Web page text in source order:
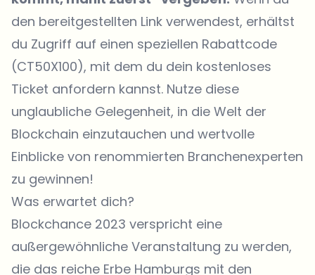
den bereitgestellten Link verwendest, erhältst
du Zugriff auf einen speziellen Rabattcode
(CT50X100), mit dem du dein kostenloses
Ticket anfordern kannst. Nutze diese
unglaubliche Gelegenheit, in die Welt der
Blockchain einzutauchen und wertvolle
Einblicke von renommierten Branchenexperten
zu gewinnen!
Was erwartet dich?
Blockchance 2023 verspricht eine
außergewöhnliche Veranstaltung zu werden,
die das reiche Erbe Hamburgs mit den